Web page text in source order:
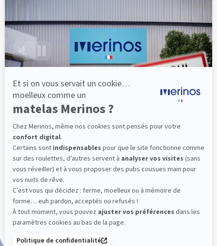
Dès 501,00 €
Découvrir
Marque Française
101 nuits d'essai*
Paiement en 3x ou 4x sans frais